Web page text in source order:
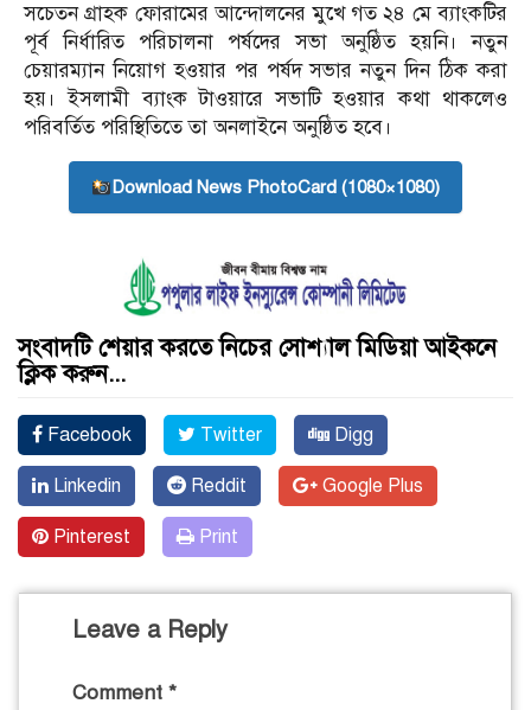
সচেতন গ্রাহক ফোরামের আন্দোলনের মুখে গত ২৪ মে ব্যাংকটির
পূর্ব নির্ধারিত পরিচালনা পর্ষদের সভা অনুষ্ঠিত হয়নি। নতুন
চেয়ারম্যান নিয়োগ হওয়ার পর পর্ষদ সভার নতুন দিন ঠিক করা
হয়। ইসলামী ব্যাংক টাওয়ারে সভাটি হওয়ার কথা থাকলেও
পরিবর্তিত পরিস্থিতিতে তা অনলাইনে অনুষ্ঠিত হবে।
Download News PhotoCard (1080×1080)
সংবাদটি শেয়ার করতে নিচের সোশ্যাল মিডিয়া আইকনে
ক্লিক করুন...
Facebook Twitter Digg
Linkedin Reddit Google Plus
Pinterest Print
Leave a Reply
Comment *